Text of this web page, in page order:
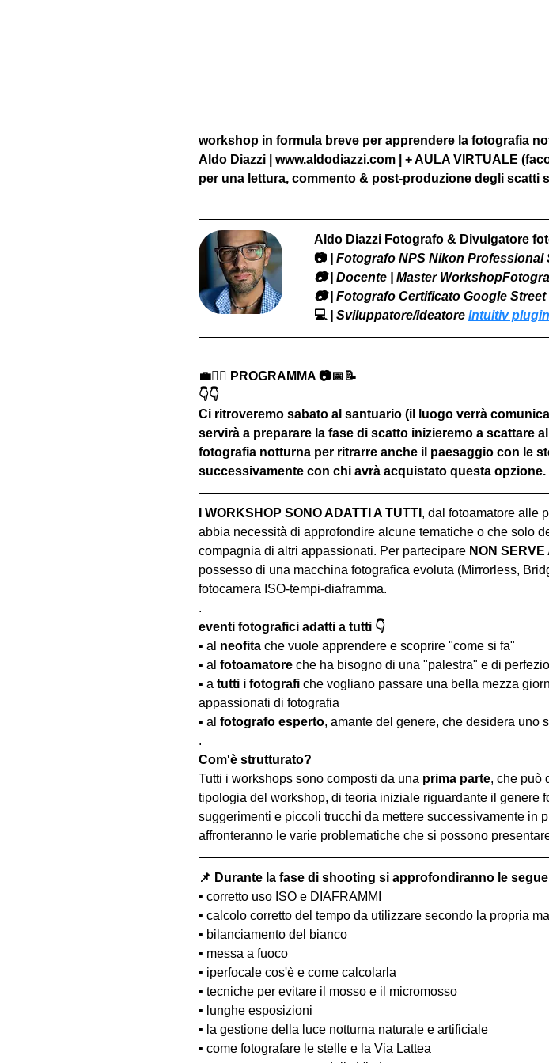
workshop in formula breve per apprendere la fotografia
Aldo Diazzi | www.aldodiazzi.com | + AULA VIRTUALE
per una lettura, commento & post-produzione degli scatti
Aldo Diazzi Fotografo & Divulgatore
📷 | Fotografo NPS Nikon Professional
​📷 | Docente | Master
📷 | Fotografo Certificato Google Street
💻 | Sviluppatore/ideatore Intuitiv
💼🚶‍♂️ PROGRAMMA 📷📅📝
👇👇
Ci ritroveremo sabato al santuario (il luogo verrà
servirà a preparare la fase di scatto inizieremo a scattare
fotografia notturna per ritrarre anche il paesaggio con le
successivamente con chi avrà acquistato questa
I WORKSHOP SONO ADATTI A TUTTI , dal fotoamatore alle
abbia necessità di approfondire alcune tematiche o che solo
compagnia di altri appassionati. Per partecipare NON
possesso di una macchina fotografica evoluta (Mirrorless,
fotocamera ISO-tempi-diaframma.
.
eventi fotografici adatti a tutti 👇
▪️ al neofita che vuole apprendere e scoprire "come si fa"
▪️ al fotoamatore che ha bisogno di una "palestra" e di
▪️ a tutti i fotografi che vogliano passare una bella mezza
appassionati di fotografia
▪️ al fotografo esperto, amante del genere, che desidera uno
.
Com'è strutturato?
Tutti i workshops sono composti da una prima parte, che può
tipologia del workshop, di teoria iniziale riguardante il genere
suggerimenti e piccoli trucchi da mettere successivamente in
affronteranno le varie problematiche che si possono
📌 Durante la fase di shooting si approfondiranno le
▪️ corretto uso ISO e DIAFRAMMI
▪️ calcolo corretto del tempo da utilizzare secondo la propria
▪️ bilanciamento del bianco
▪️ messa a fuoco
▪️ iperfocale cos'è e come calcolarla
▪️ tecniche per evitare il mosso e il micromosso
▪️ lunghe esposizioni
▪️ la gestione della luce notturna naturale e artificiale
▪️ come fotografare le stelle e la Via Lattea